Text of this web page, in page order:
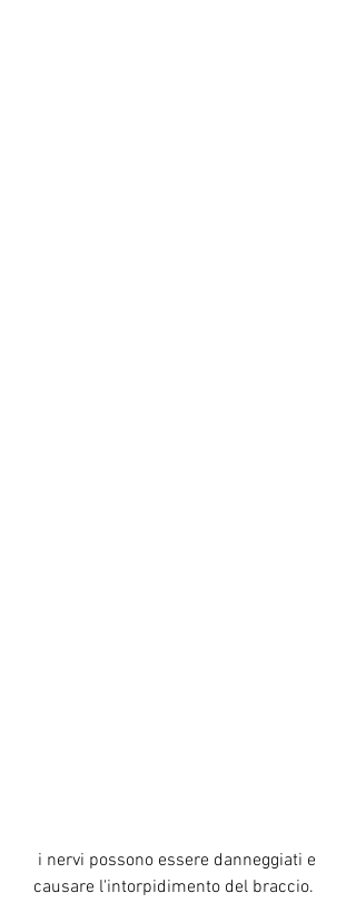
causare l'intorpidimento del braccio.